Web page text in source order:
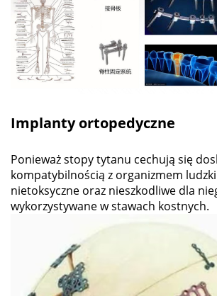
Implanty ortopedyczne
Ponieważ stopy tytanu cechują się
kompatybilnością z organizmem
nietoksyczne oraz nieszkodliwe dla
wykorzystywane w stawach kostnych.